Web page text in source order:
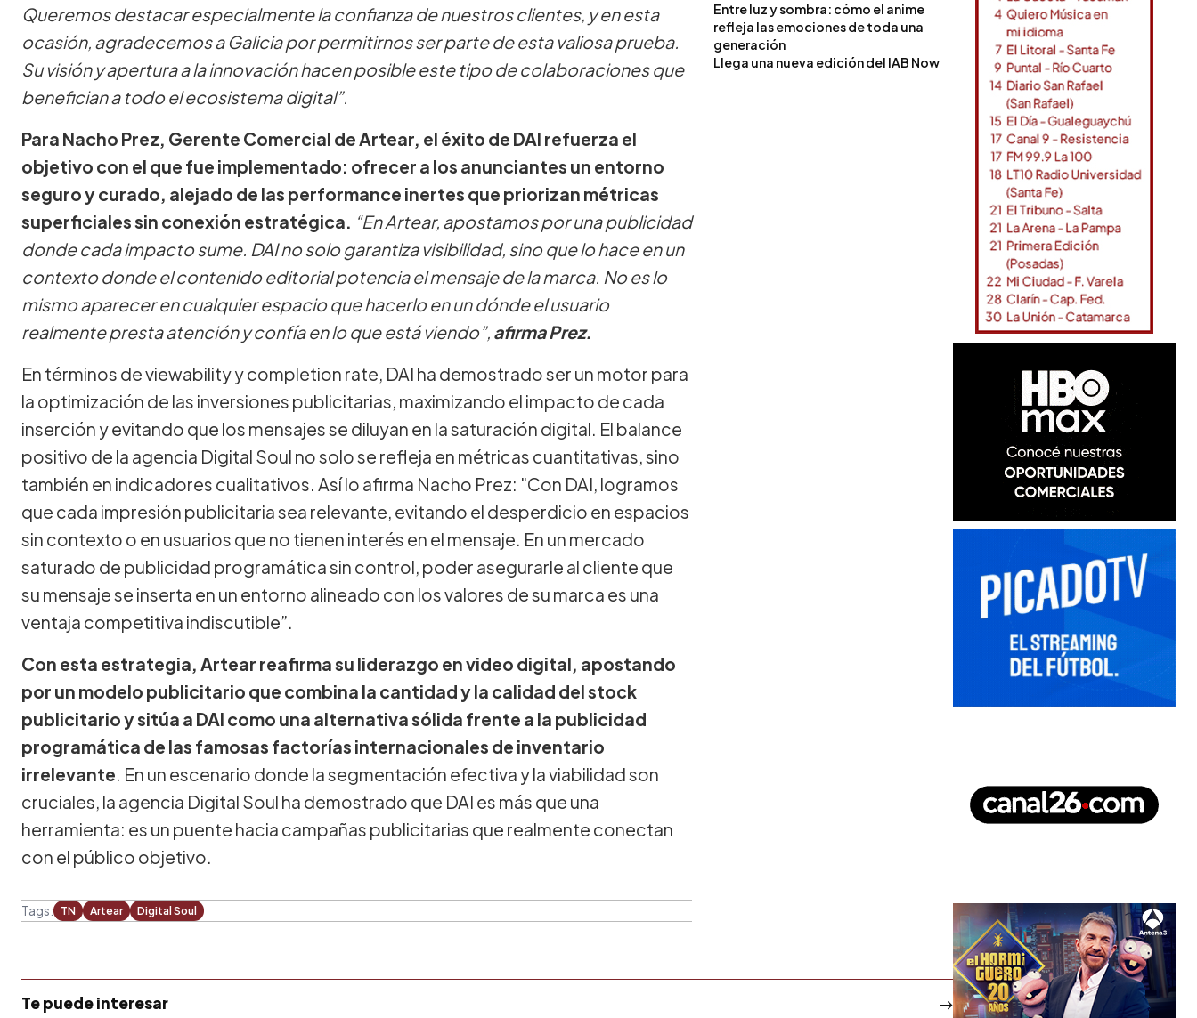
Queremos destacar especialmente la confianza de nuestros clientes, y en esta
ocasión, agradecemos a Galicia por permitirnos ser parte de esta valiosa prueba.
Su visión y apertura a la innovación hacen posible este tipo de colaboraciones que
benefician a todo el ecosistema digital”.
Para Nacho Prez, Gerente Comercial de Artear, el éxito de DAI refuerza el
objetivo con el que fue implementado: ofrecer a los anunciantes un entorno
seguro y curado, alejado de las performance inertes que priorizan métricas
superficiales sin conexión estratégica. “En Artear, apostamos por una publicidad
donde cada impacto sume. DAI no solo garantiza visibilidad, sino que lo hace en un
contexto donde el contenido editorial potencia el mensaje de la marca. No es lo
mismo aparecer en cualquier espacio que hacerlo en un dónde el usuario
realmente presta atención y confía en lo que está viendo”, afirma Prez.
En términos de viewability y completion rate, DAI ha demostrado ser un motor para
la optimización de las inversiones publicitarias, maximizando el impacto de cada
inserción y evitando que los mensajes se diluyan en la saturación digital. El balance
positivo de la agencia Digital Soul no solo se refleja en métricas cuantitativas, sino
también en indicadores cualitativos. Así lo afirma Nacho Prez: "Con DAI, logramos
que cada impresión publicitaria sea relevante, evitando el desperdicio en espacios
sin contexto o en usuarios que no tienen interés en el mensaje. En un mercado
saturado de publicidad programática sin control, poder asegurarle al cliente que
su mensaje se inserta en un entorno alineado con los valores de su marca es una
ventaja competitiva indiscutible”.
Con esta estrategia, Artear reafirma su liderazgo en video digital, apostando
por un modelo publicitario que combina la cantidad y la calidad del stock
publicitario y sitúa a DAI como una alternativa sólida frente a la publicidad
programática de las famosas factorías internacionales de inventario
irrelevante. En un escenario donde la segmentación efectiva y la viabilidad son
cruciales, la agencia Digital Soul ha demostrado que DAI es más que una
herramienta: es un puente hacia campañas publicitarias que realmente conectan
con el público objetivo.
Tags: TN Artear Digital Soul
Entre luz y sombra: cómo el anime
refleja las emociones de toda una
generación
Llega una nueva edición del IAB Now
Te puede interesar